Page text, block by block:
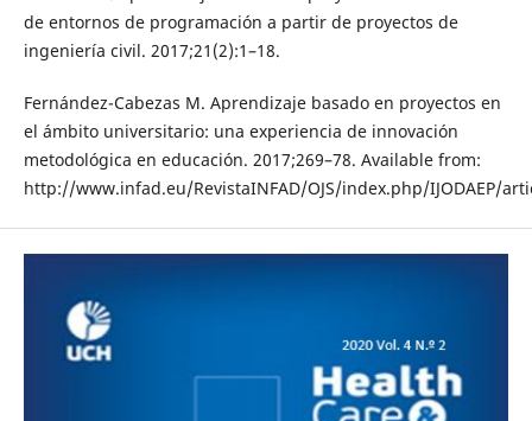
de entornos de programación a partir de proyectos de
ingeniería civil. 2017;21(2):1–18.
Fernández-Cabezas M. Aprendizaje basado en proyectos en
el ámbito universitario: una experiencia de innovación
metodológica en educación. 2017;269–78. Available from:
http://www.infad.eu/RevistaINFAD/OJS/index.php/IJODAEP/